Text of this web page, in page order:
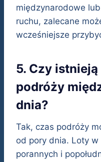
międzynarodowe
ruchu, zalecane
wcześniejsze
5. Czy
podróży
dnia?
Tak, czas podróży
od pory dnia. Loty
porannych i